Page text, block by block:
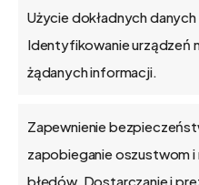
Użycie dokładnych
Identyfikowanie urządzeń
żądanych informacji.
Zapewnienie
zapobieganie oszustwom i
błędów, Dostarczanie i
Kontakt
O firmie